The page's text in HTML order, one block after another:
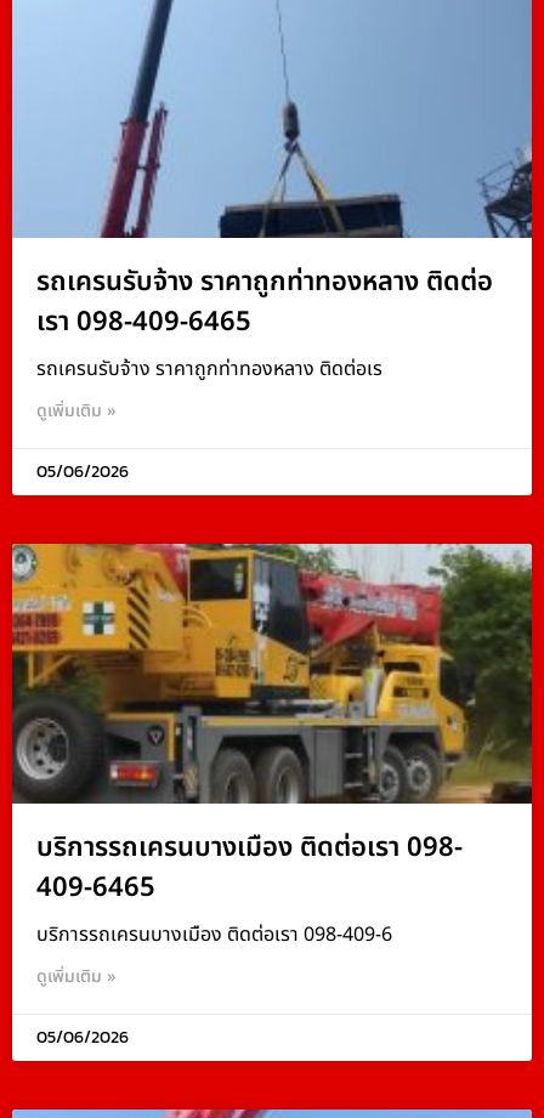
รถเครนรับจ้าง ราคาถูกท่าทองหลาง ติดต่อ
เรา 098-409-6465
รถเครนรับจ้าง ราคาถูกท่าทองหลาง ติดต่อเร
ดูเพิ่มเติม »
05/06/2026
บริการรถเครนบางเมือง ติดต่อเรา 098-
409-6465
บริการรถเครนบางเมือง ติดต่อเรา 098-409-6
ดูเพิ่มเติม »
05/06/2026